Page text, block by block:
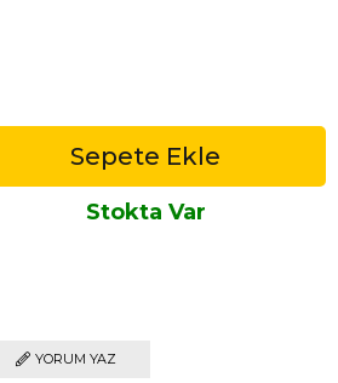
Stokta Var
YORUM YAZ